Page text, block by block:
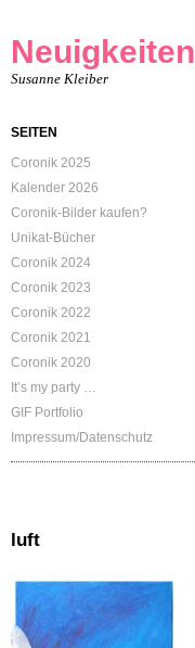
Neuigkeiten
Susanne Kleiber
SEITEN
Coronik 2025
Kalender 2026
Coronik-Bilder kaufen?
Unikat-Bücher
Coronik 2024
Coronik 2023
Coronik 2022
Coronik 2021
Coronik 2020
It’s my party …
GIF Portfolio
Impressum/Datenschutz
luft